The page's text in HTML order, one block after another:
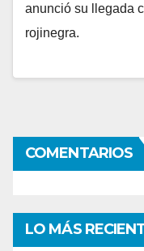
anunció su llegada
rojinegra.
COMENTARIOS
LO MÁS